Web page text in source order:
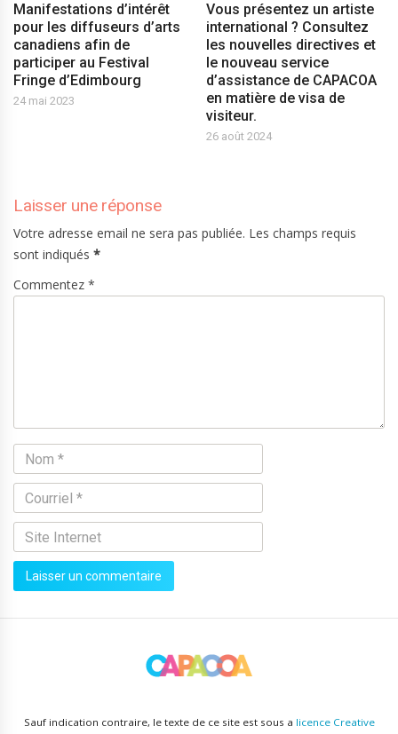
Manifestations d’intérêt
pour les diffuseurs d’arts
canadiens afin de
participer au Festival
Fringe d’Edimbourg
24 mai 2023
Vous présentez un artiste
international ? Consultez
les nouvelles directives et
le nouveau service
d’assistance de CAPACOA
en matière de visa de
visiteur.
26 août 2024
Laisser une réponse
Votre adresse email ne sera pas publiée. Les champs requis
sont indiqués *
Commentez *
Sauf indication contraire, le texte de ce site est sous a licence Creative